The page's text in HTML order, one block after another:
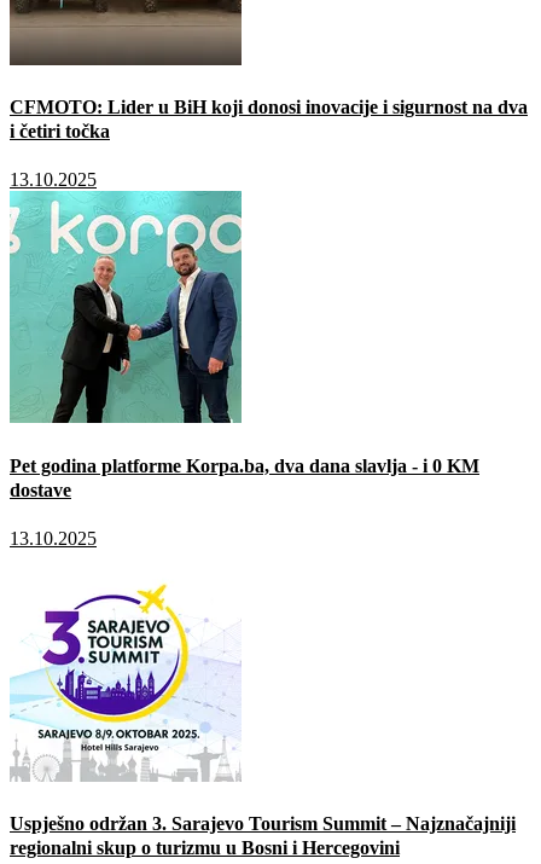
CFMOTO: Lider u BiH koji donosi inovacije i sigurnost na dva
i četiri točka
13.10.2025
Pet godina platforme Korpa.ba, dva dana slavlja - i 0 KM
dostave
13.10.2025
Uspješno održan 3. Sarajevo Tourism Summit – Najznačajniji
regionalni skup o turizmu u Bosni i Hercegovini